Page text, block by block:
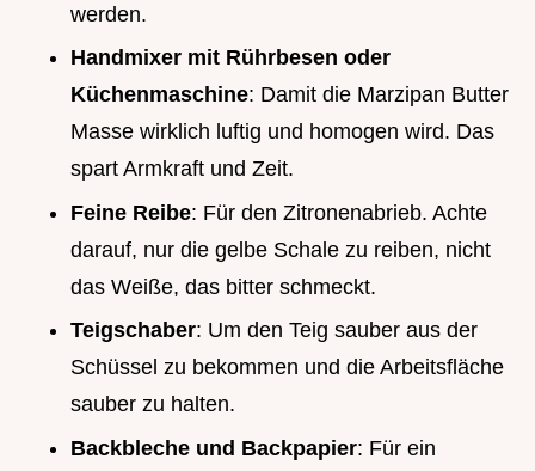
werden.
Handmixer mit Rührbesen oder
Küchenmaschine: Damit die Marzipan Butter
Masse wirklich luftig und homogen wird. Das
spart Armkraft und Zeit.
Feine Reibe: Für den Zitronenabrieb. Achte
darauf, nur die gelbe Schale zu reiben, nicht
das Weiße, das bitter schmeckt.
Teigschaber: Um den Teig sauber aus der
Schüssel zu bekommen und die Arbeitsfläche
sauber zu halten.
Backbleche und Backpapier: Für ein